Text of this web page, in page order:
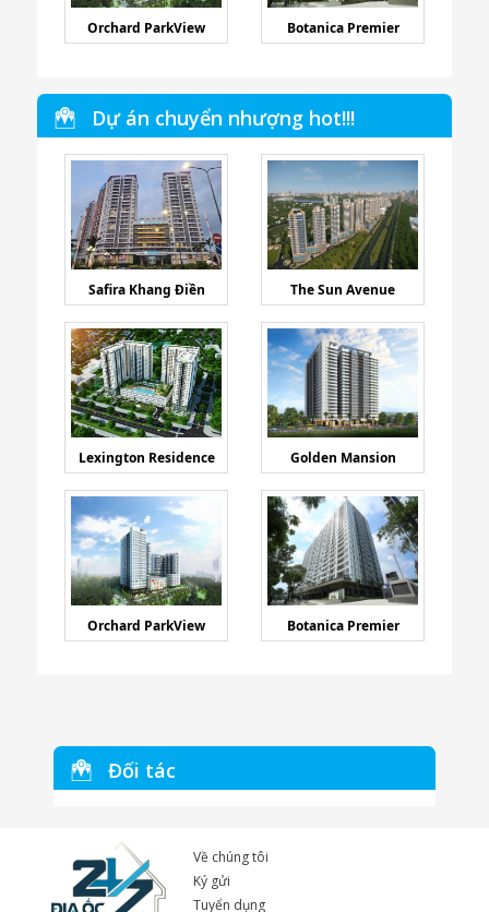
Orchard ParkView Botanica Premier
Dự án chuyển nhượng hot!!!
Safira Khang Điền The Sun Avenue
Lexington Residence Golden Mansion
Orchard ParkView Botanica Premier
Đối tác
Về chúng tôi
Ký gửi
Tuyển dụng